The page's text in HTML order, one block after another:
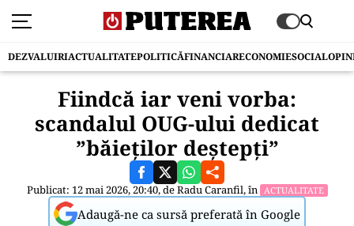
DEZVALUIRIACTUALITATEPOLITICĂFINANCIARECONOMIESOCIAL
Fiindcă iar veni vorba:
scandalul OUG-ului dedicat
”băieților deștepți”
Publicat: 12 mai 2026, 20:40, deRadu Caranfil, în ACTUALITATE
Adaugă-ne ca sursă preferată în Google